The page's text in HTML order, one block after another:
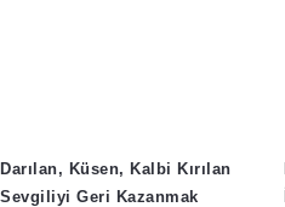
Darılan, Küsen, Kalbi Kırılan
Sevgiliyi Geri Kazanmak